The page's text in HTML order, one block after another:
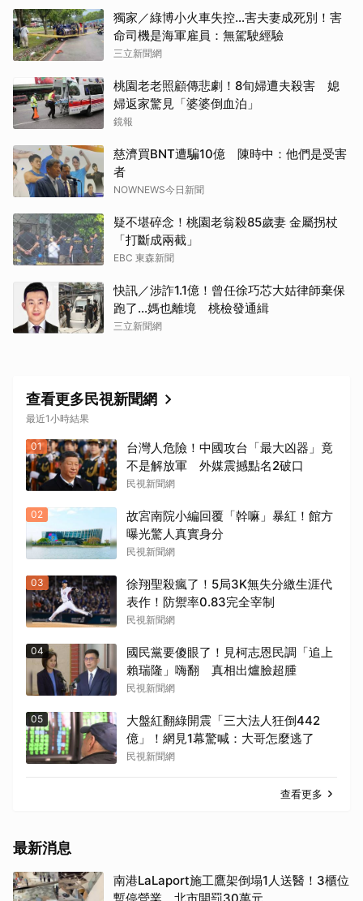
獨家／綠博小火車失控…害夫妻成死別！害
命司機是海軍雇員：無駕駛經驗
三立新聞網
桃園老老照顧傳悲劇！8旬婦遭夫殺害 媳
婦返家驚見「婆婆倒血泊」
鏡報
慈濟買BNT遭騙10億 陳時中：他們是受害
者
NOWNEWS今日新聞
疑不堪碎念！桃園老翁殺85歲妻 金屬拐杖
「打斷成兩截」
EBC 東森新聞
快訊／涉詐1.1億！曾任徐巧芯大姑律師棄保
跑了…媽也離境 桃檢發通緝
三立新聞網
查看更多民視新聞網
最近1小時結果
01
台灣人危險！中國攻台「最大凶器」竟
不是解放軍 外媒震撼點名2破口
民視新聞網
02
故宮南院小編回覆「幹嘛」暴紅！館方
曝光驚人真實身分
民視新聞網
03
徐翔聖殺瘋了！5局3K無失分繳生涯代
表作！防禦率0.83完全宰制
民視新聞網
04
國民黨要傻眼了！見柯志恩民調「追上
賴瑞隆」嗨翻 真相出爐臉超腫
民視新聞網
05
大盤紅翻綠開震「三大法人狂倒442
億」！網見1幕驚喊：大哥怎麼逃了
民視新聞網
查看更多
最新消息
南港LaLaport施工鷹架倒塌1人送醫！3櫃位